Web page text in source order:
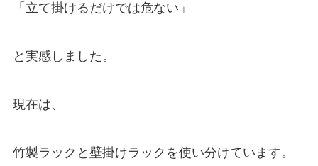
「立て掛けるだけでは危ない」
と実感しました。
現在は、
竹製ラックと壁掛けラックを使い分けています。